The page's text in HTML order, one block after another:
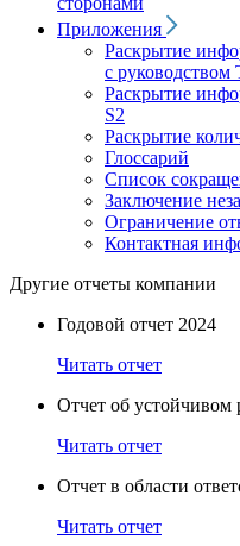
Приложения
Раскрытие
с руководством
Раскрытие
S2
Раскрытие
Глоссарий
Список
Заключение
Ограничение
Контактная
Другие отчеты компании
Годовой отчет 2024
Читать отчет
Отчет об устойчивом
Читать отчет
Отчет в области
Читать отчет